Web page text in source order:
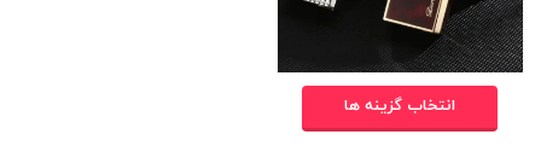
انتخاب گزینه ها